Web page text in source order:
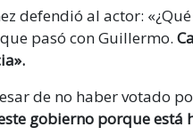
defendió al actor:
pasó con Guillermo.
de no haber votado
gobierno porque está